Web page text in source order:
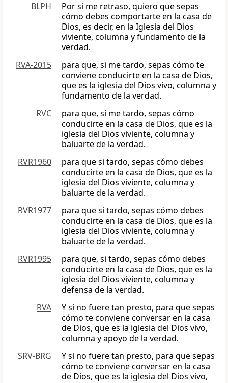
BLPH
Por si me retraso, quiero que sepas
cómo debes comportarte en la casa de
Dios, es decir, en la Iglesia del Dios
viviente, columna y fundamento de la
verdad.
RVA-2015
para que, si me tardo, sepas cómo te
conviene conducirte en la casa de Dios,
que es la iglesia del Dios vivo, columna y
fundamento de la verdad.
RVC
para que, si me tardo, sepas cómo
conducirte en la casa de Dios, que es la
iglesia del Dios viviente, columna y
baluarte de la verdad.
RVR1960
para que si tardo, sepas cómo debes
conducirte en la casa de Dios, que es la
iglesia del Dios viviente, columna y
baluarte de la verdad.
RVR1977
para que si tardo, sepas cómo debes
conducirte en la casa de Dios, que es la
iglesia del Dios viviente, columna y
baluarte de la verdad.
RVR1995
para que, si tardo, sepas cómo debes
conducirte en la casa de Dios, que es la
iglesia del Dios viviente, columna y
defensa de la verdad.
RVA
Y si no fuere tan presto, para que sepas
cómo te conviene conversar en la casa
de Dios, que es la iglesia del Dios vivo,
columna y apoyo de la verdad.
SRV-BRG
Y si no fuere tan presto, para que sepas
cómo te conviene conversar en la casa
de Dios, que es la iglesia del Dios vivo,